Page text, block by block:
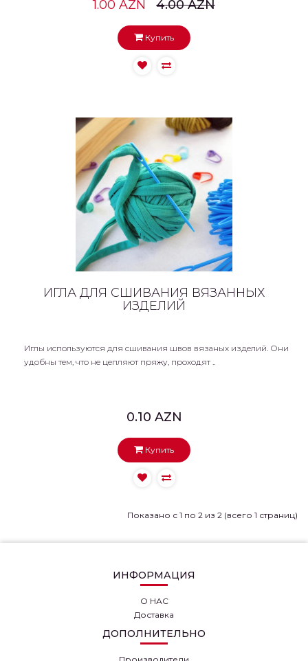
1.00 AZN 4.00 AZN
Купить
ИГЛА ДЛЯ СШИВАНИЯ ВЯЗАННЫХ
ИЗДЕЛИЙ
Иглы используются для сшивания швов вязаных изделий. Они
удобны тем, что не цепляют пряжу, проходят ..
0.10 AZN
Купить
Показано с 1 по 2 из 2 (всего 1 страниц)
ИНФОРМАЦИЯ
О НАС
Доставка
ДОПОЛНИТЕЛЬНО